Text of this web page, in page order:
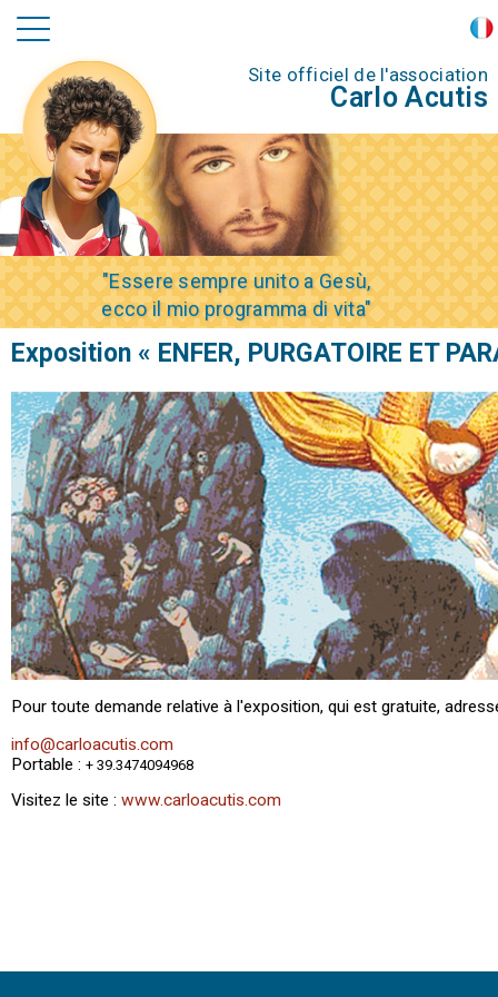
Site officiel de l'association
Carlo Acutis
"Essere sempre unito a Gesù,
ecco il mio programma di vita"
Exposition « ENFER, PURGATOIRE ET
Pour toute demande relative à l'exposition, qui est gratuite,
info@carloacutis.com
​Portable : + 39.3474094968
Visitez le site : www.carloacutis.com